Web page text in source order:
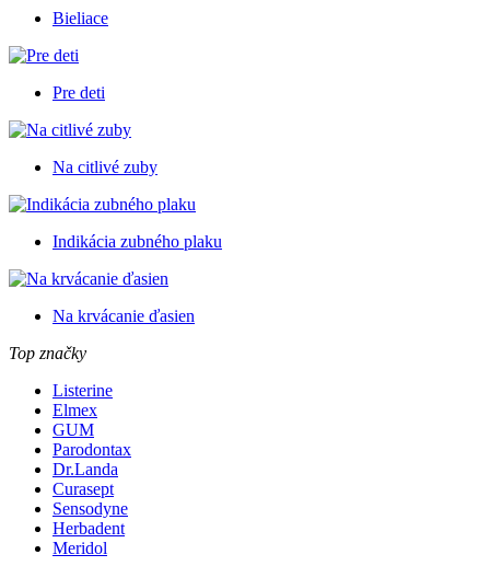
Bieliace
Pre deti
Na citlivé zuby
Indikácia zubného plaku
Na krvácanie ďasien
Top značky
Listerine
Elmex
GUM
Parodontax
Dr.Landa
Curasept
Sensodyne
Herbadent
Meridol